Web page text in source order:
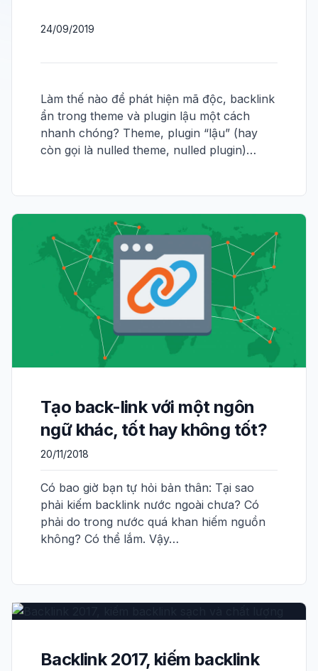
24/09/2019
Làm thế nào để phát hiện mã độc, backlink
ẩn trong theme và plugin lậu một cách
nhanh chóng? Theme, plugin “lậu” (hay
còn gọi là nulled theme, nulled plugin)…
Tạo back-link với một ngôn
ngữ khác, tốt hay không tốt?
20/11/2018
Có bao giờ bạn tự hỏi bản thân: Tại sao
phải kiếm backlink nước ngoài chưa? Có
phải do trong nước quá khan hiếm nguồn
không? Có thể lắm. Vậy…
Backlink 2017, kiếm backlink